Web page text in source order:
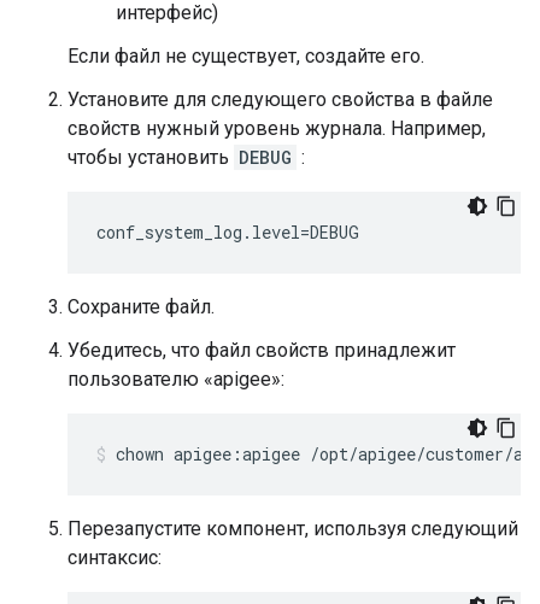
интерфейс)
Если файл не существует, создайте его.
Установите для следующего свойства в файле
свойств нужный уровень журнала. Например,
чтобы установить DEBUG :
conf_system_log.level=DEBUG
Сохраните файл.
Убедитесь, что файл свойств принадлежит
пользователю «apigee»:
chown apigee:apigee /opt/apigee/customer/
Перезапустите компонент, используя следующий
синтаксис: